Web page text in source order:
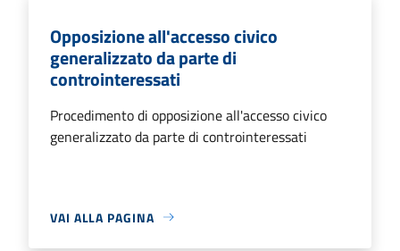
Opposizione all'accesso civico
generalizzato da parte di
controinteressati
Procedimento di opposizione all'accesso civico
generalizzato da parte di controinteressati
VAI ALLA PAGINA